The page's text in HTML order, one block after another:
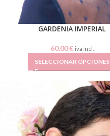
GARDENIA IMPERIAL
60.00€ iva incl.
SELECCIONAR OPCIONES